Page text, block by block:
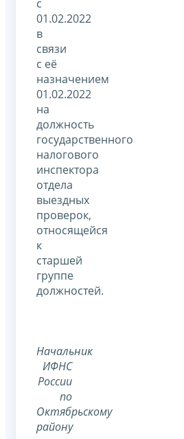
с
01.02.2022
в
связи
с её
назначением
01.02.2022
на
должность
государственного
налогового
инспектора
отдела
выездных
проверок,
относящейся
к
старшей
группе
должностей.
Начальник
ИФНС
России
по
Октябрьскому
району